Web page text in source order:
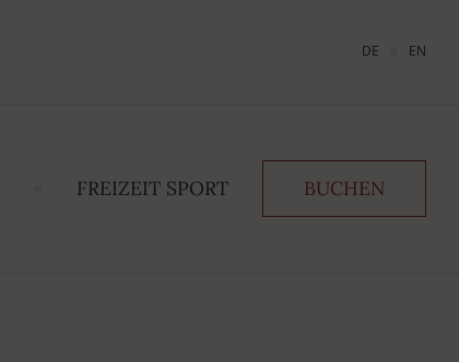
DE EN
FREIZEIT SPORT BUCHEN